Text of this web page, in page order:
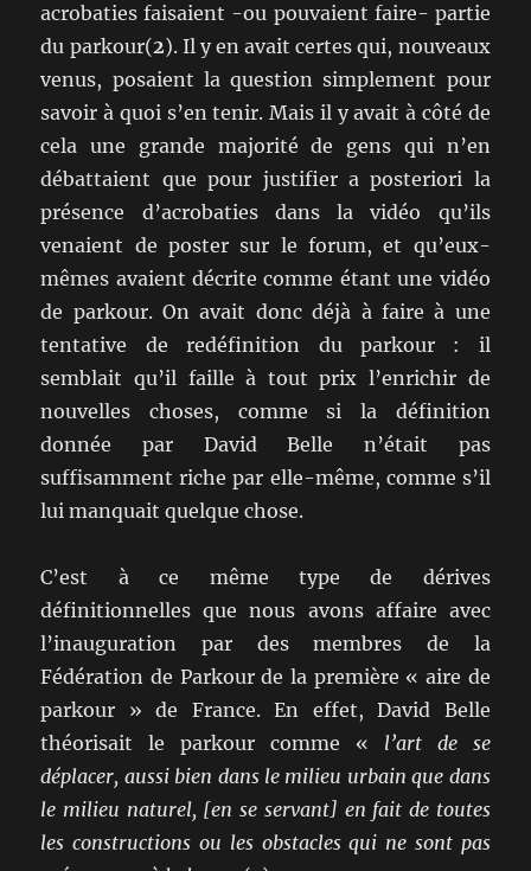
acrobaties faisaient -ou pouvaient faire- partie
du parkour(2). Il y en avait certes qui, nouveaux
venus, posaient la question simplement pour
savoir à quoi s’en tenir. Mais il y avait à côté de
cela une grande majorité de gens qui n’en
débattaient que pour justifier a posteriori la
présence d’acrobaties dans la vidéo qu’ils
venaient de poster sur le forum, et qu’eux-
mêmes avaient décrite comme étant une vidéo
de parkour. On avait donc déjà à faire à une
tentative de redéfinition du parkour : il
semblait qu’il faille à tout prix l’enrichir de
nouvelles choses, comme si la définition
donnée par David Belle n’était pas
suffisamment riche par elle-même, comme s’il
lui manquait quelque chose.
C’est à ce même type de dérives
définitionnelles que nous avons affaire avec
l’inauguration par des membres de la
Fédération de Parkour de la première « aire de
parkour » de France. En effet, David Belle
théorisait le parkour comme « l’art de se
déplacer, aussi bien dans le milieu urbain que dans
le milieu naturel, [en se servant] en fait de toutes
les constructions ou les obstaclesqui ne sont pas